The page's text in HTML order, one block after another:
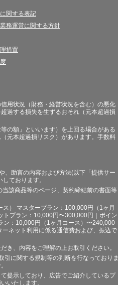
関する表記
務運営に関する方針
措置
用状況（財務・経営状況を含む）の悪化
過する損失を生ずるおそれ（元本超過損
の額」といいます）を上回る場合がある
元本超過損リスク）があります。手数料
、助言の内容および方法(以下「提供サー
ております。
該商品等のページ、契約締結前の書面等
） マスタープラン：100,000円（1ヶ月
トプラン：10,000円〜300,000円｜ポイン
ン：10,000円（1ヶ月コース）〜240,000
ネット利用に係る通信費および、振込で
き、内容をご理解の上お取引ください。
に関する規制等の判断を行なっておりま
提示しており、広告でご紹介しているプ
いたします。